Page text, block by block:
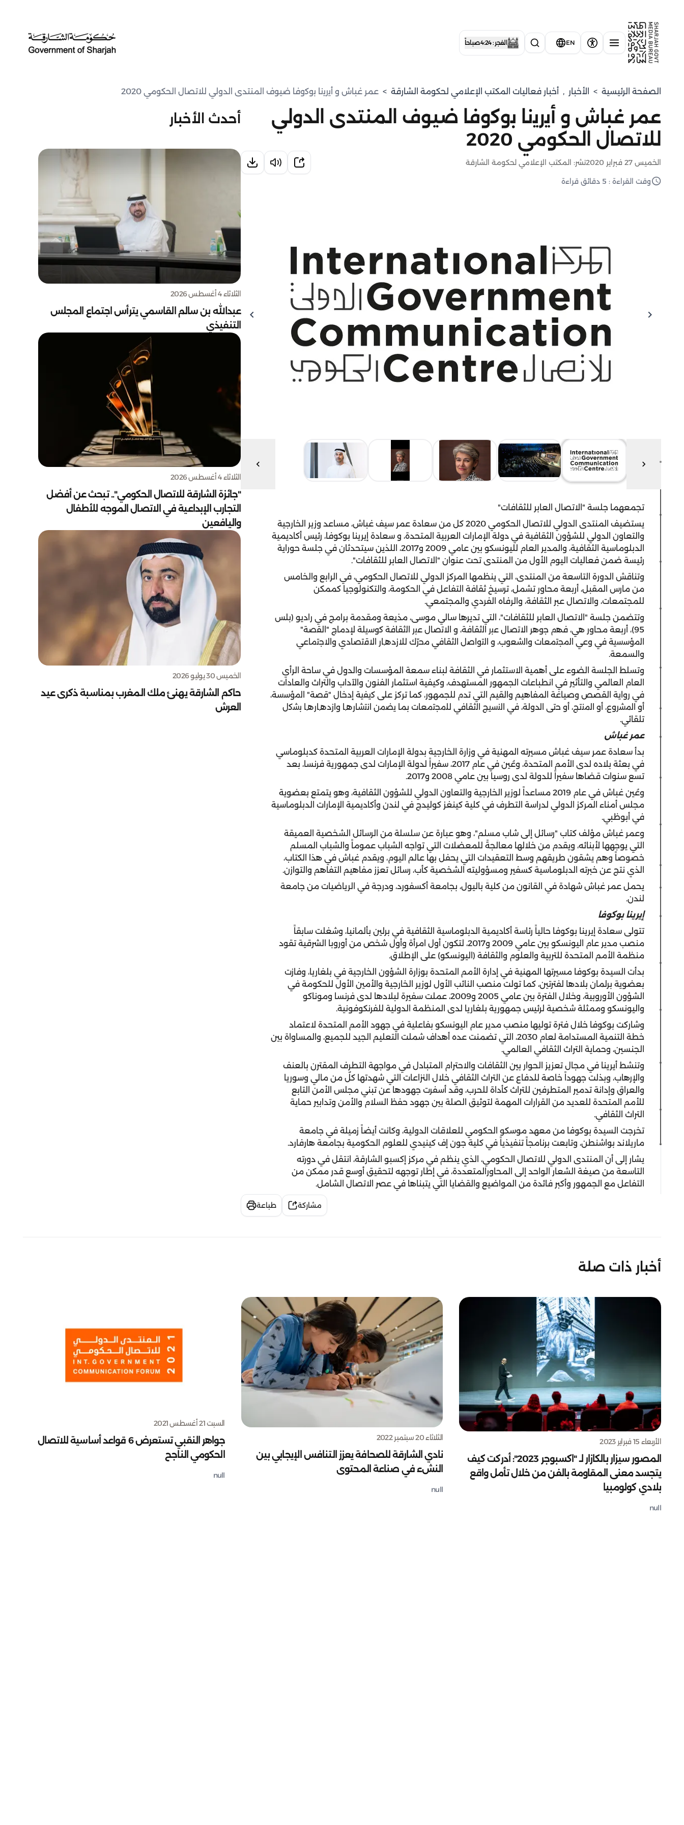
EN الفجر : 4:24 صباحاً
الصفحة الرئيسية > الأخبار , أخبار فعاليات المكتب الإعلامي لحكومة الشارقة > عمر غباش و أﯾرﯾﻧﺎ ﺑوﻛوﻓﺎ ضيوف المنتدى الدولي للاتصال الحكومي 2020
عمر غباش و أﯾرﯾﻧﺎ ﺑوﻛوﻓﺎ ضيوف المنتدى الدولي
للاتصال الحكومي 2020
الخميس 27 فبراير 2020 نشر: المكتب الإعلامي لحكومة الشارقة
وقت القراءة : 5 دقائق قراءة
تجمعهما جلسة "الاتصال العابر للثقافات"
يستضيف المنتدى الدولي للاتصال الحكومي 2020 كل من سعادة عمر سيف غباش، مساعد وزير الخارجية
والتعاون الدولي للشؤون الثقافية في دولة الإمارات العربية المتحدة، و سعادة إيرينا بوكوفا، رئيس أكاديمية
الدبلوماسية الثقافية، والمدير العام لليونسكو بين عامي 2009 و2017، اللذين سيتحدثان في جلسة حوراية
رئيسة ضمن فعاليات اليوم الأول من المنتدى تحت عنوان "الاتصال العابر للثقافات".
وتناقش الدورة التاسعة من المنتدى، التي ينظمها المركز الدولي للاتصال الحكومي، في الرابع والخامس
من مارس المقبل، أربعة محاور تشمل، ترسيخ ثقافة التفاعل في الحكومة، والتكنولوجيا كممكن
للمجتمعات، والاتصال عبر الثقافة، والرفاه الفردي والمجتمعي.
وتتضمن جلسة "الاتصال العابر للثقافات"، التي تديرها سالي موسى، مذيعة ومقدمة برامج في راديو (بلس
95)، أربعة محاور هي، ﻓﮭم ﺟوھر اﻻﺗﺻﺎل ﻋﺑر اﻟﺛﻘﺎﻓﺔ، و اﻻﺗﺻﺎل ﻋﺑر اﻟﺛﻘﺎﻓﺔ ﻛوﺳﯾﻠﺔ ﻹدﻣﺎج "اﻟﻘﺻﺔ"
اﻟﻣؤﺳﺳﯾﺔ ﻓﻲ وﻋﻲ اﻟﻣﺟﺗﻣﻌﺎت واﻟﺷﻌوب، و اﻟﺗواﺻل اﻟﺛﻘﺎﻓﻲ ﻣﺣرّك ﻟﻼزدھﺎر اﻻﻗﺗﺻﺎدي واﻻﺟﺗﻣﺎﻋﻲ
والسمعة.
وتسلط الجلسة الضوء على أهمية الاستثمار في الثقافة لبناء سمعة المؤسسات والدول في ساحة الرأي
العام العالمي والتأثير في انطباعات الجمهور المستهدف، وكيفية استثمار الفنون والآداب والتراث والعادات
في رواية القصص وصياغة المفاهيم والقيم التي تدم للجمهور، كما تركز على ﻛﯾﻔﯾﺔ إدﺧﺎل "ﻗﺻﺔ" اﻟﻣؤﺳﺳﺔ،
أو اﻟﻣﺷروع، أو اﻟﻣﻧﺗﺞ، أو ﺣﺗﻰ اﻟدوﻟﺔ، ﻓﻲ اﻟﻧﺳﯾﺞ اﻟﺛﻘﺎﻓﻲ ﻟﻠﻣﺟﺗﻣﻌﺎت بما ﯾﺿﻣن اﻧﺗﺷﺎرھﺎ وازدھﺎرھﺎ ﺑﺷﻛل
ﺗﻠﻘﺎﺋﻲ.
عمر غباش
بدأ سعادة عمر سيف غباش مسيرته المهنية في وزارة الخارجية بدولة الإمارات العربية المتحدة كدبلوماسي
في بعثة بلاده لدى الأمم المتحدة، وعُين في عام 2017، سفيراً لدولة الإمارات لدى جمهورية فرنسا، بعد
تسع سنوات قضاها سفيراً للدولة لدى روسيا بين عامي 2008 و2017.
وعُين غباش في عام 2019 مساعداً لوزير الخارجية والتعاون الدولي للشؤون الثقافية، وهو يتمتع بعضوية
مجلس أمناء المركز الدولي لدراسة التطرف في كلية كينغز كوليدج في لندن وأكاديمية الإمارات الدبلوماسية
في أبوظبي.
وعمر غباش مؤلف كتاب "رسائل إلى شاب مسلم"، وهو عبارة عن سلسلة من الرسائل الشخصية العميقة
التي يوجهها لأبنائه، ويقدم من خلالها معالجةً للمعضلات التي تواجه الشباب عموماً والشباب المسلم
خصوصاً وهم يشقون طريقهم وسط التعقيدات التي يحفل بها عالم اليوم، ويقدم غباش في هذا الكتاب،
الذي نتج عن خبرته الدبلوماسية كسفير ومسؤوليته الشخصية كأب، رسائل تعزز مفاهيم التفاهم والتوازن.
يحمل عمر غباش شهادة في القانون من كلية باليول، بجامعة أكسفورد، ودرجة في الرياضيات من جامعة
لندن.
إيرينا بوكوفا
تتولى سعادة إيرينا بوكوفا حالياً رئاسة أكاديمية الدبلوماسية الثقافية في برلين بألمانيا، وشغلت سابقاً
منصب مدير عام اليونسكو بين عامي 2009 و2017، لتكون أول امرأة وأول شخص من أوروبا الشرقية تقود
منظمة الأمم المتحدة للتربية والعلوم والثقافة (اليونسكو) على الإطلاق.
بدأت السيدة بوكوفا مسيرتها المهنية في إدارة الأمم المتحدة بوزارة الشؤون الخارجية في بلغاريا، وفازت
بعضوية برلمان بلادها لفترتين، كما تولت منصب النائب الأول لوزير الخارجية والأمين الأول للحكومة في
الشؤون الأوروبية، وخلال الفترة بين عامي 2005 و2009، عملت سفيرة لبلادها لدى فرنسا وموناكو
واليونسكو وممثلة شخصية لرئيس جمهورية بلغاريا لدى المنظمة الدولية للفرنكوفونية.
وشاركت بوكوفا خلال فترة توليها منصب مدير عام اليونسكو بفاعلية في جهود الأمم المتحدة لاعتماد
خطة التنمية المستدامة لعام 2030، التي تضمنت عده أهداف شملت التعليم الجيد للجميع، والمساواة بين
الجنسين، وحماية التراث الثقافي العالمي.
وتنشط أيرينا في مجال تعزيز الحوار بين الثقافات والاحترام المتبادل في مواجهة التطرف المقترن بالعنف
والإرهاب، وبذلت جهوداً خاصة للدفاع عن التراث الثقافي خلال النزاعات التي شهدتها كلٌ من مالي وسوريا
والعراق وإدانة تدمير المتطرفين للتراث كأداة للحرب، وقد أسفرت جهودها عن تبني مجلس الأمن التابع
للأمم المتحدة للعديد من القرارات المهمة لتوثيق الصلة بين جهود حفظ السلام والأمن وتدابير حماية
التراث الثقافي.
تخرجت السيدة بوكوفا من معهد موسكو الحكومي للعلاقات الدولية، وكانت أيضاً زميلة في جامعة
ماريلاند بواشنطن، وتابعت برنامجاً تنفيذياً في كلية جون إف كينيدي للعلوم الحكومية بجامعة هارفارد.
يشار إلى أن المنتدى الدولي للاتصال الحكومي، الذي ينظم في مركز إكسبو الشارقة، انتقل في دورته
التاسعة من صيغة الشعار الواحد إلى المحاورالمتعددة، في إطار توجهه لتحقيق أوسع قدر ممكن من
التفاعل مع الجمهور وأكبر فائدة من المواضيع والقضايا التي يتبناها في عصر الاتصال الشامل.
مشاركة طباعة
أحدث الأخبار
الثلاثاء 4 أغسطس 2026
عبدالله بن سالم القاسمي يترأس اجتماع المجلس
التنفيذي
الثلاثاء 4 أغسطس 2026
"جائزة الشارقة للاتصال الحكومي".. تبحث عن أفضل
التجارب الإبداعية في الاتصال الموجه للأطفال
واليافعين
الخميس 30 يوليو 2026
حاكم الشارقة يهنئ ملك المغرب بمناسبة ذكرى عيد
العرش
أخبار ذات صلة
الأربعاء 15 فبراير 2023
المصور سيزار بالكازار لـ "اكسبوجر 2023": أدركت كيف
يتجسد معنى المقاومة بالفن من خلال تأمل واقع
بلادي كولومبيا
null
الثلاثاء 20 سبتمبر 2022
نادي الشارقة للصحافة يعزز التنافس الإيجابي بين
النشء في صناعة المحتوى
null
السبت 21 أغسطس 2021
جواهر النقبي تستعرض 6 قواعد أساسية للاتصال
الحكومي الناجح
null